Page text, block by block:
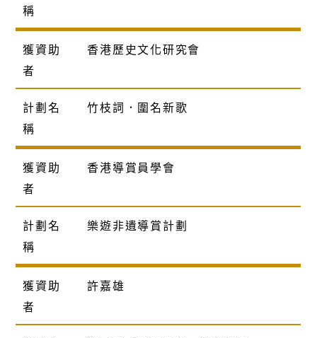
稱
獲資助
者
香港歷史文化研究會
計劃名
稱
竹枝詞．圍名新歌
獲資助
者
香港導賞員學會
計劃名
稱
樂遊非遺導賞計劃
獲資助
者
許嘉雄